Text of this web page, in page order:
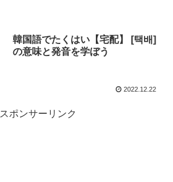
韓国語でたくはい【宅配】 [택배]
の意味と発音を学ぼう
2022.12.22
スポンサーリンク